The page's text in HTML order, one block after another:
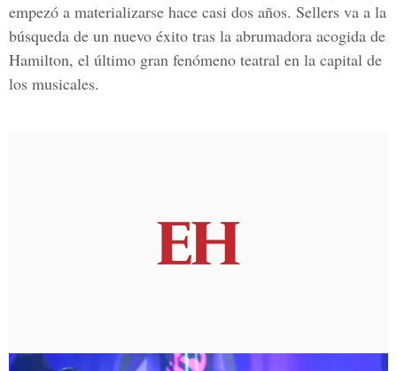
empezó a materializarse hace casi dos años. Sellers va a la
búsqueda de un nuevo éxito tras la abrumadora acogida de
Hamilton, el último gran fenómeno teatral en la capital de
los musicales.